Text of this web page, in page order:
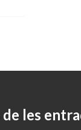
de les